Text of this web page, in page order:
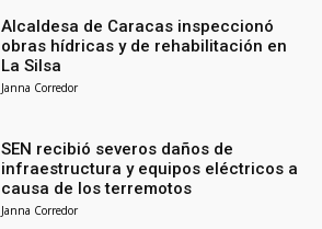
Alcaldesa de Caracas inspeccionó
obras hídricas y de rehabilitación en
La Silsa
Janna Corredor
SEN recibió severos daños de
infraestructura y equipos eléctricos a
causa de los terremotos
Janna Corredor